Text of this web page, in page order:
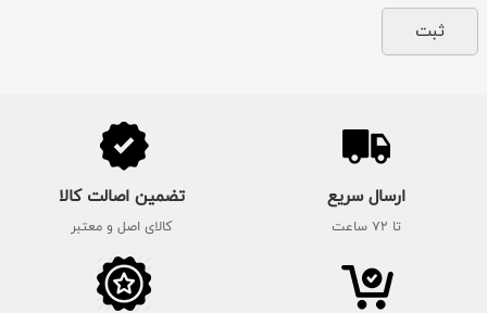
ارسال سریع
تا 72 ساعت
تضمین اصالت کالا
کالای اصل و معتبر